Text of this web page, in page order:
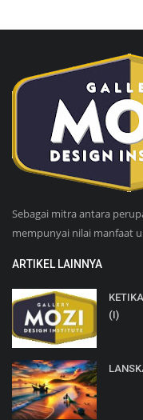
Sebagai mitra antara
mempunyai nilai manfaat
ARTIKEL LAINNYA
(I)